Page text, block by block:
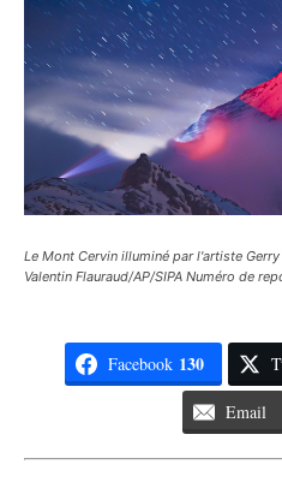
Le Mont Cervin illuminé par l'artiste
Valentin Flauraud/AP/SIPA Numéro de
Facebook 130
Email